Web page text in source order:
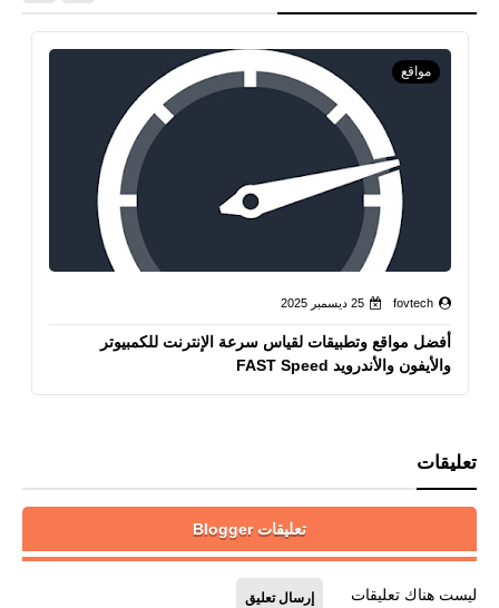
مواقع
fovtech 25 ديسمبر 2025
أفضل مواقع وتطبيقات لقياس سرعة الإنترنت للكمبيوتر
والأيفون والأندرويد FAST Speed
تعليقات
تعليقات Blogger
ليست هناك تعليقات إرسال تعليق